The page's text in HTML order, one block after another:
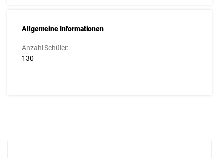
Allgemeine Informationen
Anzahl Schüler:
130